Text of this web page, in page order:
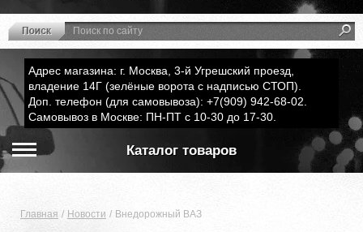
Адрес магазина: г. Москва, 3-й Угрешский проезд,
владение 14Г (зелёные ворота с надписью СТОП).
Доп. телефон (для самовывоза): +7(909) 942-68-02.
Самовывоз в Москве: ПН-ПТ с 10-30 до 17-30.
Каталог товаров
Главная Новости Внедорожный ВАЗ